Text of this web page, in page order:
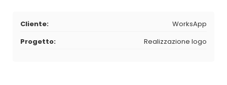
Cliente:
WorksApp
Progetto:
Realizzazione logo